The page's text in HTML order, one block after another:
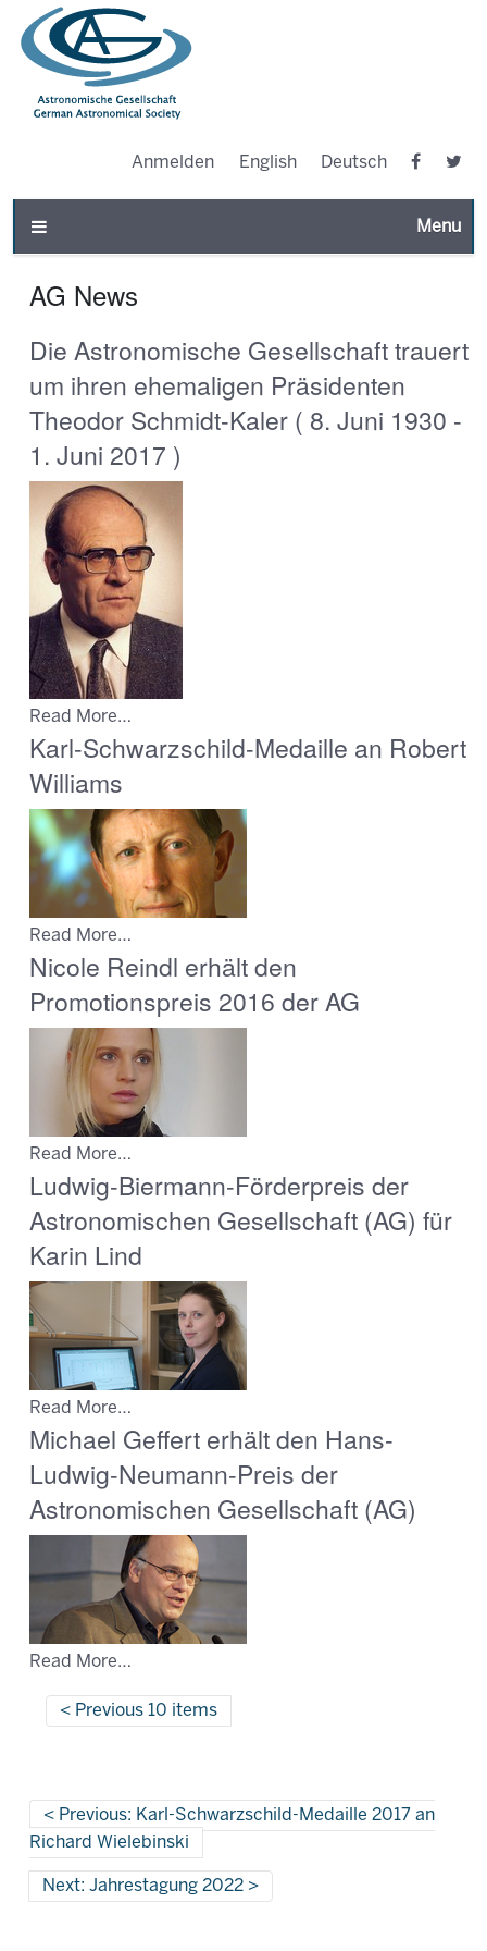
Anmelden English Deutsch
Toggle
AG News
Die Astronomische Gesellschaft trauert
um ihren ehemaligen Präsidenten
Theodor Schmidt-Kaler ( 8. Juni 1930 -
1. Juni 2017 )
Read More…
Karl-Schwarzschild-Medaille an Robert
Williams
Read More…
Nicole Reindl erhält den
Promotionspreis 2016 der AG
Read More…
Ludwig-Biermann-Förderpreis der
Astronomischen Gesellschaft (AG) für
Karin Lind
Read More…
Michael Geffert erhält den Hans-
Ludwig-Neumann-Preis der
Astronomischen Gesellschaft (AG)
Read More…
Previous 10 items
Previous: Karl-Schwarzschild-Medaille 2017 an
Richard Wielebinski
Next: Jahrestagung 2022